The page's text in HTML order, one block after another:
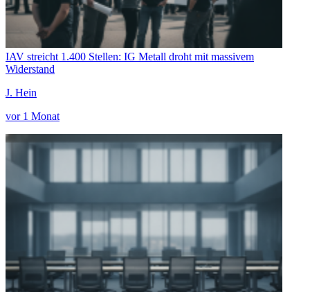
IAV streicht 1.400 Stellen: IG Metall droht mit massivem
Widerstand
J. Hein
vor 1 Monat